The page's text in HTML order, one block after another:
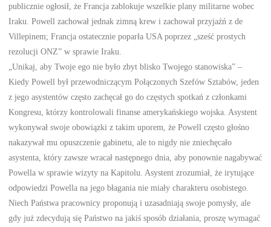
publicznie ogłosił, że Francja zablokuje wszelkie plany militarne wobec
Iraku. Powell zachował jednak zimną krew i zachował przyjaźń z de
Villepinem; Francja ostatecznie poparła USA poprzez „sześć prostych
rezolucji ONZ” w sprawie Iraku.
„Unikaj, aby Twoje ego nie było zbyt blisko Twojego stanowiska” –
Kiedy Powell był przewodniczącym Połączonych Szefów Sztabów, jeden
z jego asystentów często zachęcał go do częstych spotkań z członkami
Kongresu, którzy kontrolowali finanse amerykańskiego wojska. Asystent
wykonywał swoje obowiązki z takim uporem, że Powell często głośno
nakazywał mu opuszczenie gabinetu, ale to nigdy nie zniechęcało
asystenta, który zawsze wracał następnego dnia, aby ponownie nagabywać
Powella w sprawie wizyty na Kapitolu. Asystent zrozumiał, że irytujące
odpowiedzi Powella na jego błagania nie miały charakteru osobistego.
Niech Państwa pracownicy proponują i uzasadniają swoje pomysły, ale
gdy już zdecydują się Państwo na jakiś sposób działania, proszę wymagać